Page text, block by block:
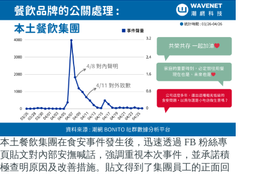
本土餐飲集團在食安事件發生後，迅速透過 FB 粉絲專
頁貼文對內部安撫喊話，強調重視本次事件，並承諾積
極查明原因及改善措施。貼文得到了集團員工的正面回